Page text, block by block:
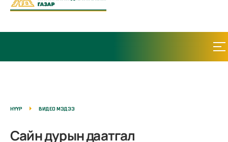
НҮҮР ВИДЕО МЭДЭЭ
Сайн дурын даатгал